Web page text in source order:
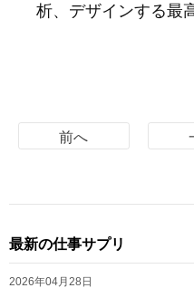
析、デザインする最
前へ
最新の仕事サプリ
2026年04月28日